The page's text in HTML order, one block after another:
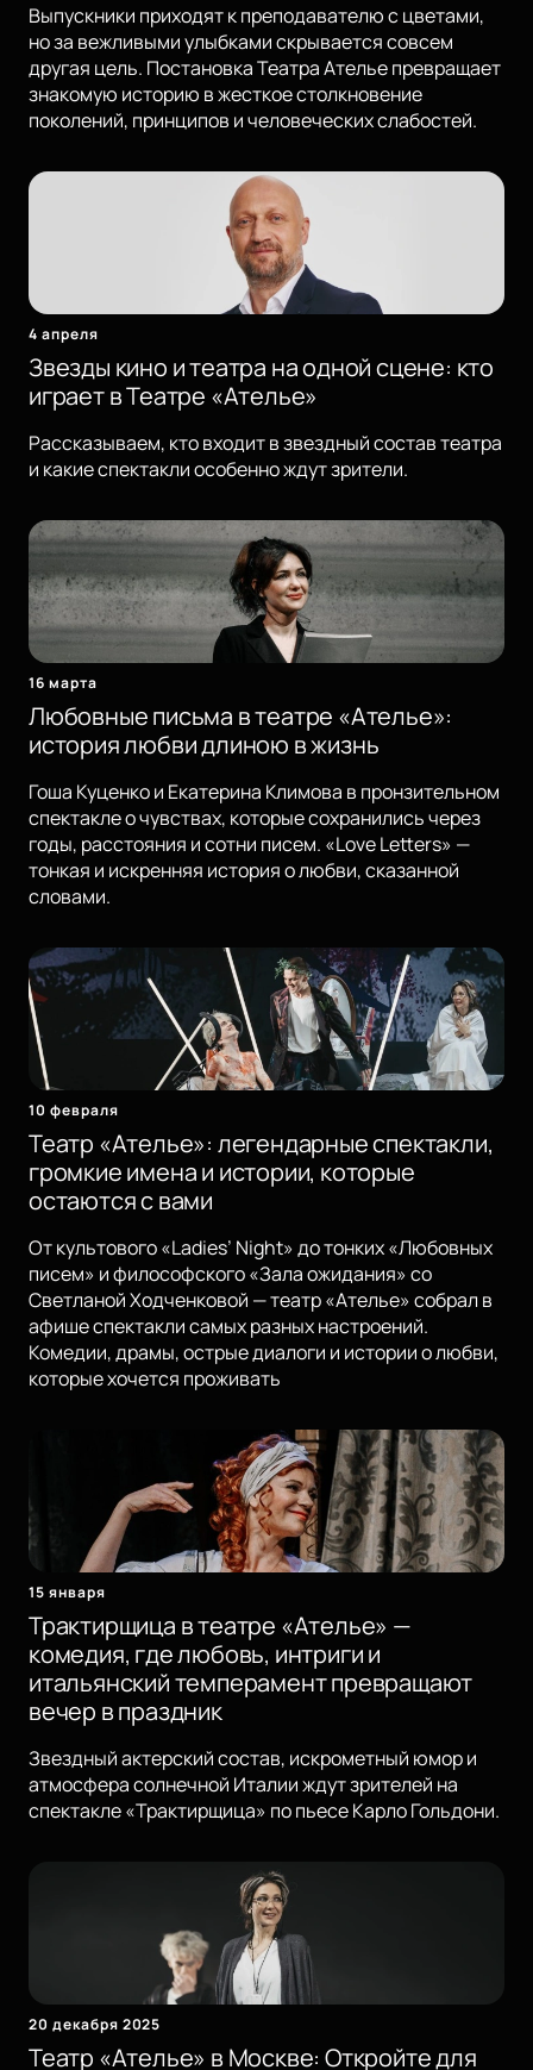
Выпускники приходят к преподавателю с цветами,
но за вежливыми улыбками скрывается совсем
другая цель. Постановка Театра Ателье превращает
знакомую историю в жесткое столкновение
поколений, принципов и человеческих слабостей.
4 апреля
Звезды кино и театра на одной сцене: кто
играет в Театре «Ателье»
Рассказываем, кто входит в звездный состав театра
и какие спектакли особенно ждут зрители.
16 марта
Любовные письма в театре «Ателье»:
история любви длиною в жизнь
Гоша Куценко и Екатерина Климова в пронзительном
спектакле о чувствах, которые сохранились через
годы, расстояния и сотни писем. «Love Letters» —
тонкая и искренняя история о любви, сказанной
словами.
10 февраля
Театр «Ателье»: легендарные спектакли,
громкие имена и истории, которые
остаются с вами
От культового «Ladies’ Night» до тонких «Любовных
писем» и философского «Зала ожидания» со
Светланой Ходченковой — театр «Ателье» собрал в
афише спектакли самых разных настроений.
Комедии, драмы, острые диалоги и истории о любви,
которые хочется проживать
15 января
Трактирщица в театре «Ателье» —
комедия, где любовь, интриги и
итальянский темперамент превращают
вечер в праздник
Звездный актерский состав, искрометный юмор и
атмосфера солнечной Италии ждут зрителей на
спектакле «Трактирщица» по пьесе Карло Гольдони.
20 декабря 2025
Театр «Ателье» в Москве: Откройте для